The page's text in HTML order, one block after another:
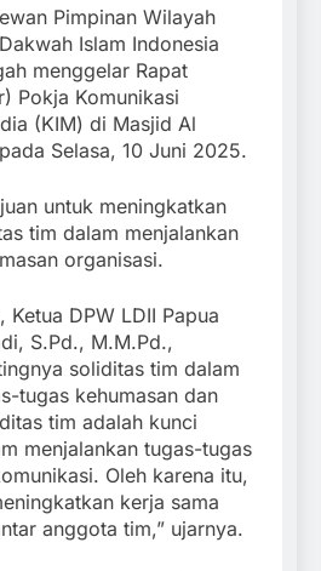
Pimpinan Wilayah
Islam Indonesia
menggelar Rapat
Pokja Komunikasi
(KIM) di Masjid Al
Selasa, 10 Juni 2025.
untuk meningkatkan
tim dalam menjalankan
organisasi.
Ketua DPW LDII Papua
S.Pd., M.M.Pd.,
soliditas tim dalam
tugas kehumasan dan
tim adalah kunci
menjalankan tugas-tugas
Oleh karena itu,
kerja sama
anggota tim,” ujarnya.